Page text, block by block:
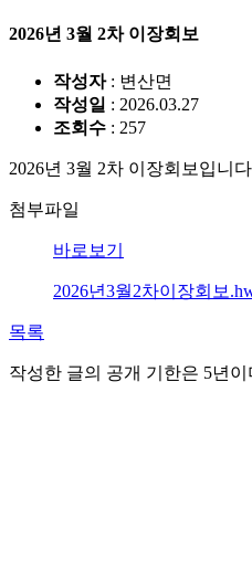
2026년 3월 2차 이장회보
작성자: 변산면
작성일 : 2026.03.27
조회수 : 257
2026년 3월 2차 이장회보입니
첨부파일
바로보기
2026년3월2차이장회보
목록
작성한 글의 공개 기한은 5년